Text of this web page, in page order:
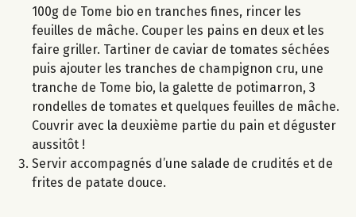
100g de Tome bio en tranches fines, rincer les
feuilles de mâche. Couper les pains en deux et les
faire griller. Tartiner de caviar de tomates séchées
puis ajouter les tranches de champignon cru, une
tranche de Tome bio, la galette de potimarron, 3
rondelles de tomates et quelques feuilles de mâche.
Couvrir avec la deuxième partie du pain et déguster
aussitôt !
Servir accompagnés d’une salade de crudités et de
frites de patate douce.